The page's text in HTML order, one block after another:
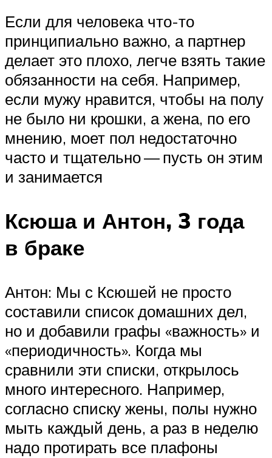
Если для человека что-то
принципиально важно, а партнер
делает это плохо, легче взять такие
обязанности на себя. Например,
если мужу нравится, чтобы на полу
не было ни крошки, а жена, по его
мнению, моет пол недостаточно
часто и тщательно — пусть он этим
и занимается
Ксюша и Антон, 3 года
в браке
Антон: Мы с Ксюшей не просто
составили список домашних дел,
но и добавили графы «важность» и
«периодичность». Когда мы
сравнили эти списки, открылось
много интересного. Например,
согласно списку жены, полы нужно
мыть каждый день, а раз в неделю
надо протирать все плафоны